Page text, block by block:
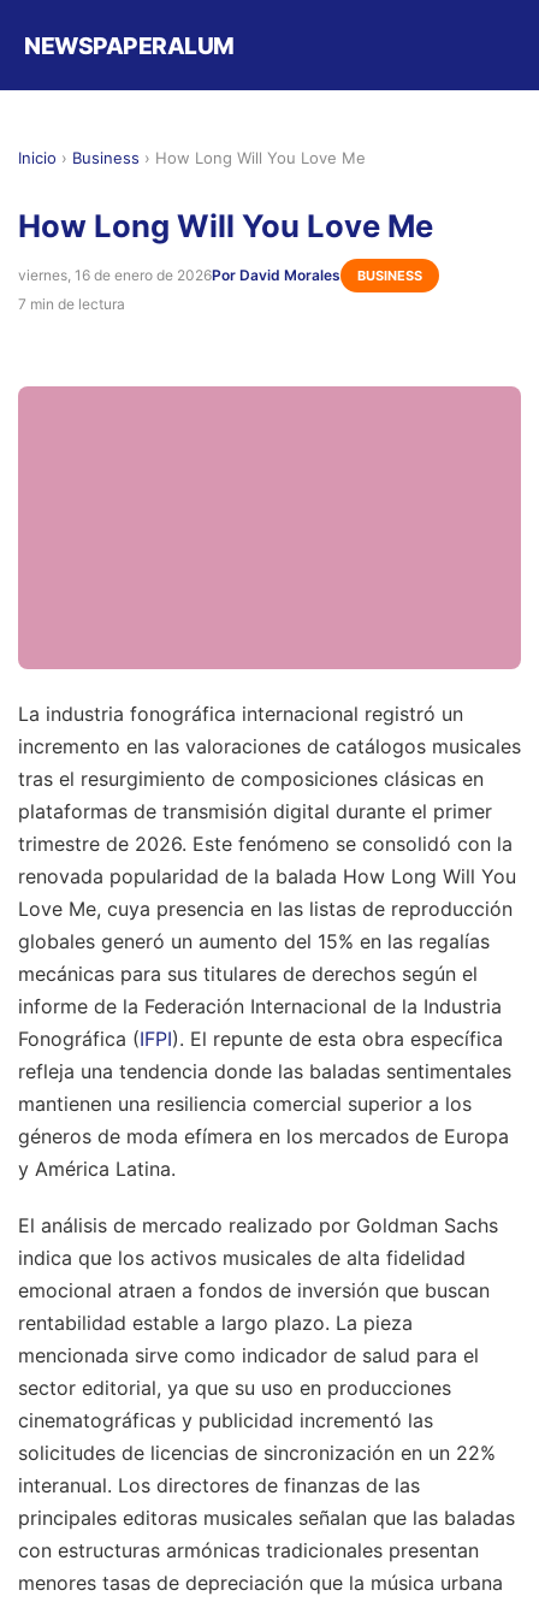
NEWSPAPERALUM
Inicio › Business › How Long Will You Love Me
How Long Will You Love Me
viernes, 16 de enero de 2026Por David Morales BUSINESS
7 min de lectura
La industria fonográfica internacional registró un
incremento en las valoraciones de catálogos musicales
tras el resurgimiento de composiciones clásicas en
plataformas de transmisión digital durante el primer
trimestre de 2026. Este fenómeno se consolidó con la
renovada popularidad de la balada How Long Will You
Love Me, cuya presencia en las listas de reproducción
globales generó un aumento del 15% en las regalías
mecánicas para sus titulares de derechos según el
informe de la Federación Internacional de la Industria
Fonográfica (IFPI). El repunte de esta obra específica
refleja una tendencia donde las baladas sentimentales
mantienen una resiliencia comercial superior a los
géneros de moda efímera en los mercados de Europa
y América Latina.
El análisis de mercado realizado por Goldman Sachs
indica que los activos musicales de alta fidelidad
emocional atraen a fondos de inversión que buscan
rentabilidad estable a largo plazo. La pieza
mencionada sirve como indicador de salud para el
sector editorial, ya que su uso en producciones
cinematográficas y publicidad incrementó las
solicitudes de licencias de sincronización en un 22%
interanual. Los directores de finanzas de las
principales editoras musicales señalan que las baladas
con estructuras armónicas tradicionales presentan
menores tasas de depreciación que la música urbana